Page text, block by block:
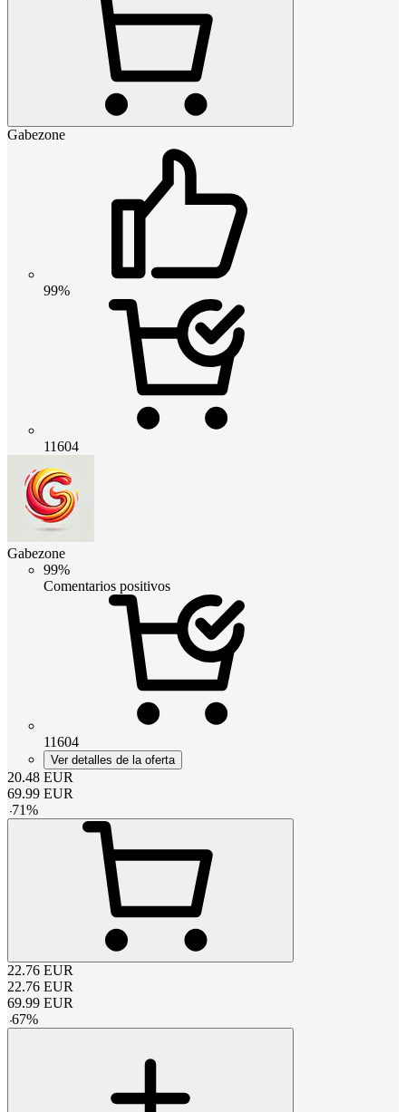
Gabezone
99%
11604
Gabezone
99%
Comentarios positivos
11604
Ver detalles de la oferta
20.48 EUR
69.99 EUR
-71%
22.76 EUR
22.76 EUR
69.99 EUR
-67%